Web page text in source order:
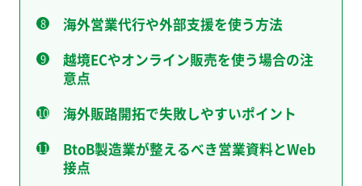
海外営業代行や外部支援を使う方法
越境ECやオンライン販売を使う場合の注
意点
海外販路開拓で失敗しやすいポイント
BtoB製造業が整えるべき営業資料とWeb
接点